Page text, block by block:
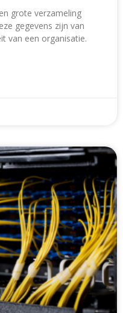
grote verzameling
gegevens zijn van
van een organisatie.